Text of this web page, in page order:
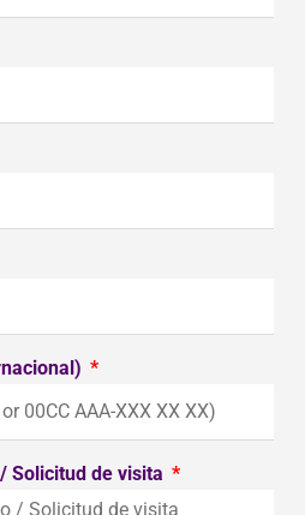
Solicitud de visita